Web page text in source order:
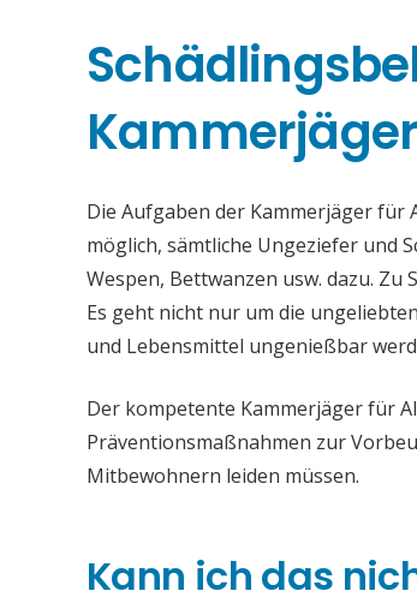
Die Aufgaben der Kammerjäger für
möglich, sämtliche Ungeziefer und
Wespen, Bettwanzen usw. dazu. Zu
Es geht nicht nur um die
und Lebensmittel ungenießbar
Der kompetente Kammerjäger für
Präventionsmaßnahmen zur
Mitbewohnern leiden müssen.
Kann ich das